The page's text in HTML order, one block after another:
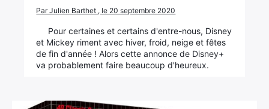
Par Julien Barthet , le 20 septembre 2020
Pour certaines et certains d'entre-nous, Disney
et Mickey riment avec hiver, froid, neige et fêtes
de fin d'année ! Alors cette annonce de Disney+
va probablement faire beaucoup d'heureux.